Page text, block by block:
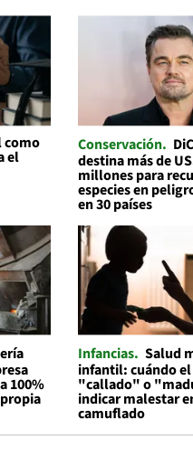
como
el
Conservación
destina más de
millones para
especies en
en 30 países
100%
Infancias Salud
infantil: cuándo
"callado" o
indicar malestar
camuflado